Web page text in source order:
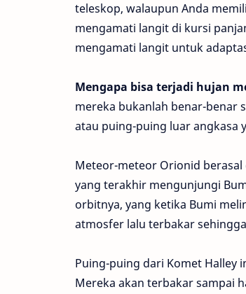
teleskop, walaupun Anda
mengamati langit di kursi
mengamati langit untuk
Mengapa bisa terjadi hujan
mereka bukanlah benar-benar
atau puing-puing luar angkasa
Meteor-meteor Orionid
yang terakhir mengunjungi
orbitnya, yang ketika Bumi
atmosfer lalu terbakar
Puing-puing dari Komet Halley
Mereka akan terbakar sampai